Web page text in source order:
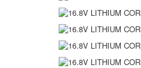
purgrant Circle Saw
Saw may cat sat
máy cắt nước đá
Delixi Cut Electric
Saw Goodwork